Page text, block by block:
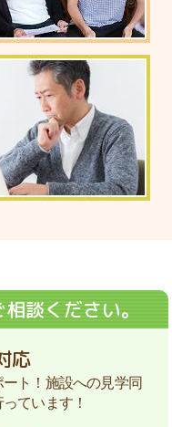
談ください。
応
ト！施設への見学同
ています！